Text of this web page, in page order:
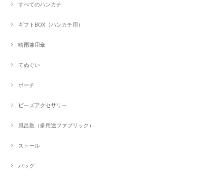
すべてのハンカチ
ギフトBOX（ハンカチ用）
晴雨兼用傘
てぬぐい
ポーチ
ビーズアクセサリー
風呂敷（多用途ファブリック）
ストール
バッグ